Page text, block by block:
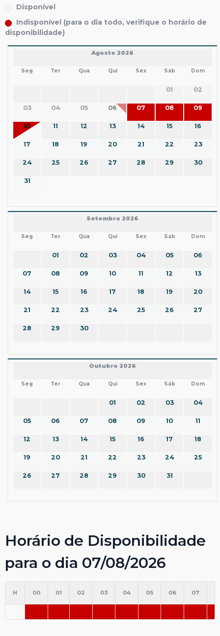
Disponível
Indisponível (para o dia todo, verifique o horário de
disponibilidade)
Agosto 2026
Seg Ter Qua Qui Sex Sáb Dom
01 02
03 04 05 06 07 08 09
10 11 12 13 14 15 16
17 18 19 20 21 22 23
24 25 26 27 28 29 30
31
Setembro 2026
Seg Ter Qua Qui Sex Sáb Dom
01 02 03 04 05 06
07 08 09 10 11 12 13
14 15 16 17 18 19 20
21 22 23 24 25 26 27
28 29 30
Outubro 2026
Seg Ter Qua Qui Sex Sáb Dom
01 02 03 04
05 06 07 08 09 10 11
12 13 14 15 16 17 18
19 20 21 22 23 24 25
26 27 28 29 30 31
Horário de Disponibilidade
para o dia 07/08/2026
H 00 01 02 03 04 05 06 07